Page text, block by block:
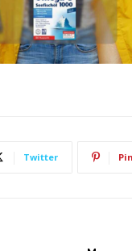
Twitter